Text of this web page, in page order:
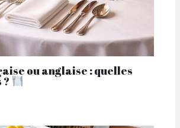
ou anglaise : quelles